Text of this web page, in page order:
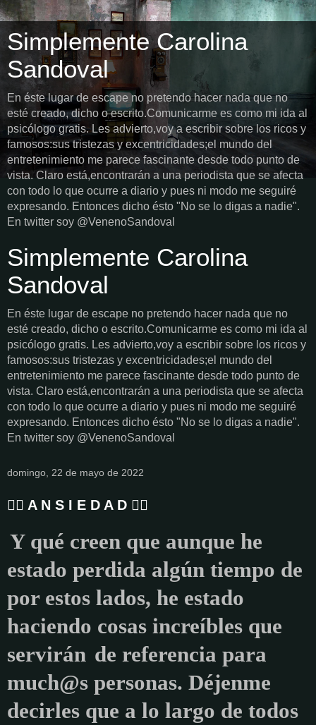
Simplemente Carolina
Sandoval
En éste lugar de escape no pretendo hacer nada que no
esté creado, dicho o escrito.Comunicarme es como mi ida al
psicólogo gratis. Les advierto,voy a escribir sobre los ricos y
famosos:sus tristezas y excentricidades;el mundo del
entretenimiento me parece fascinante desde todo punto de
vista. Claro está,encontrarán a una periodista que se afecta
con todo lo que ocurre a diario y pues ni modo me seguiré
expresando. Entonces dicho ésto "No se lo digas a nadie".
En twitter soy @VenenoSandoval
Simplemente Carolina
Sandoval
En éste lugar de escape no pretendo hacer nada que no
esté creado, dicho o escrito.Comunicarme es como mi ida al
psicólogo gratis. Les advierto,voy a escribir sobre los ricos y
famosos:sus tristezas y excentricidades;el mundo del
entretenimiento me parece fascinante desde todo punto de
vista. Claro está,encontrarán a una periodista que se afecta
con todo lo que ocurre a diario y pues ni modo me seguiré
expresando. Entonces dicho ésto "No se lo digas a nadie".
En twitter soy @VenenoSandoval
domingo, 22 de mayo de 2022
👉🏻 A N S I E D A D 👈🏻
Y qué creen que aunque he
estado perdida algún tiempo de
por estos lados, he estado
haciendo cosas increíbles que
servirán de referencia para
much@s personas. Déjenme
decirles que a lo largo de todos